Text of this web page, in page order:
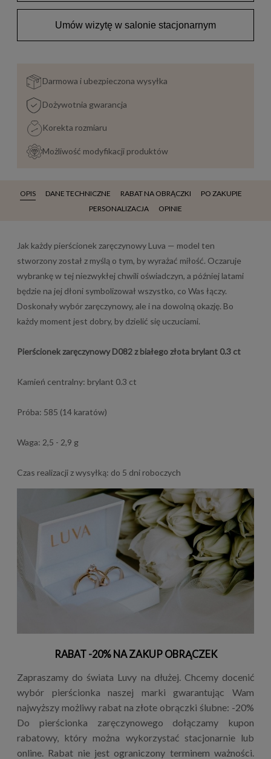
Umów wizytę w salonie stacjonarnym
Darmowa i ubezpieczona wysyłka
Dożywotnia gwarancja
Korekta rozmiaru
Możliwość modyfikacji produktów
OPIS DANE TECHNICZNE RABAT NA OBRĄCZKI
PO ZAKUPIE
PERSONALIZACJA
OPINIE
Jak każdy pierścionek zaręczynowy Luva — model ten
stworzony został z myślą o tym, by wyrażać miłość. Oczaruje
wybrankę w tej niezwykłej chwili oświadczyn, a później latami
będzie na jej dłoni symbolizował wszystko, co Was łączy.
Doskonały wybór zaręczynowy, ale i na dowolną okazję. Bo
każdy moment jest dobry, by dzielić się uczuciami.
Pierścionek zaręczynowy D082 z białego złota brylant 0.3 ct
Kamień centralny: brylant 0.3 ct
Próba: 585 (14 karatów)
Waga: 2,5 - 2,9 g
Czas realizacji z wysyłką: do 5 dni roboczych
RABAT -20% NA ZAKUP OBRĄCZEK
Zapraszamy do świata Luvy na dłużej. Chcemy docenić
wybór pierścionka naszej marki gwarantując Wam
najwyższy możliwy rabat na złote obrączki ślubne: -20%
Do pierścionka zaręczynowego dołączamy kupon
rabatowy, który można wykorzystać stacjonarnie lub
online. Rabat nie jest ograniczony terminem ważności.